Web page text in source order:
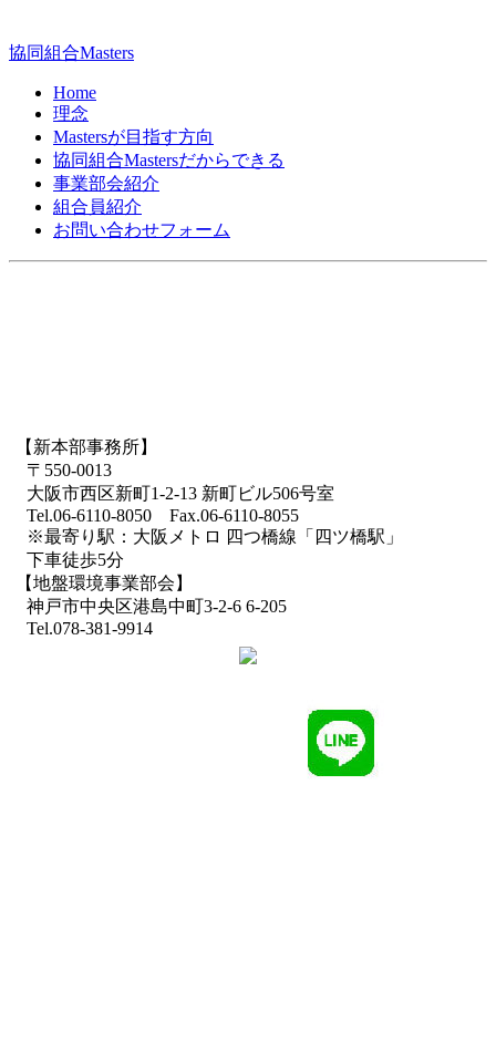
ー
協同組合Masters
Home
理念
Mastersが目指す方向
協同組合Mastersだからできる
事業部会紹介
組合員紹介
お問い合わせフォーム
【新本部事務所】
〒550-0013
大阪市西区新町1-2-13 新町ビル506号室
Tel.06-6110-8050 Fax.06-6110-8055
※最寄り駅：大阪メトロ 四つ橋線「四ツ橋駅」
下車徒歩5分
【地盤環境事業部会】
神戸市中央区港島中町3-2-6 6-205
Tel.078-381-9914